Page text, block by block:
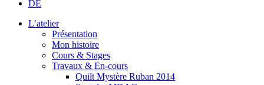
DE
L’atelier
Présentation
Mon histoire
Cours & Stages
Travaux & En-cours
Quilt Mystère Ruban 2014